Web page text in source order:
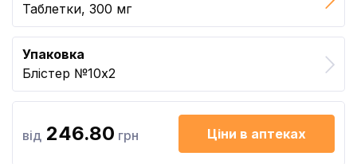
Таблетки, 300 мг
Упаковка
Блістер №10x2
від 246.80 грн Ціни в аптеках